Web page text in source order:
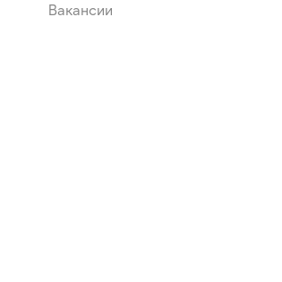
Вакансии